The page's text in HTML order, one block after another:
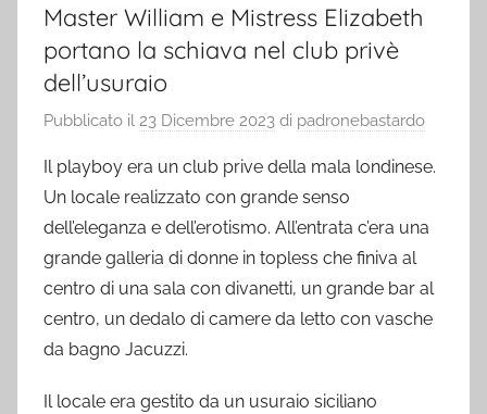
Master William e Mistress Elizabeth
portano la schiava nel club privè
dell’usuraio
Pubblicato il 23 Dicembre 2023 di padronebastardo
Il playboy era un club prive della mala londinese.
Un locale realizzato con grande senso
dell’eleganza e dell’erotismo. All’entrata c’era una
grande galleria di donne in topless che finiva al
centro di una sala con divanetti, un grande bar al
centro, un dedalo di camere da letto con vasche
da bagno Jacuzzi.
Il locale era gestito da un usuraio siciliano